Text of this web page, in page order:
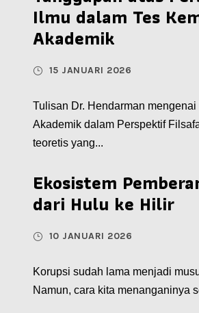
Ilmu dalam Tes
Akademik
15 JANUARI 2026
Tulisan Dr. Hendarman mengenai
Akademik dalam Perspektif
teoretis yang...
Ekosistem
dari Hulu ke Hilir
10 JANUARI 2026
Korupsi sudah lama menjadi
Namun, cara kita menanganinya